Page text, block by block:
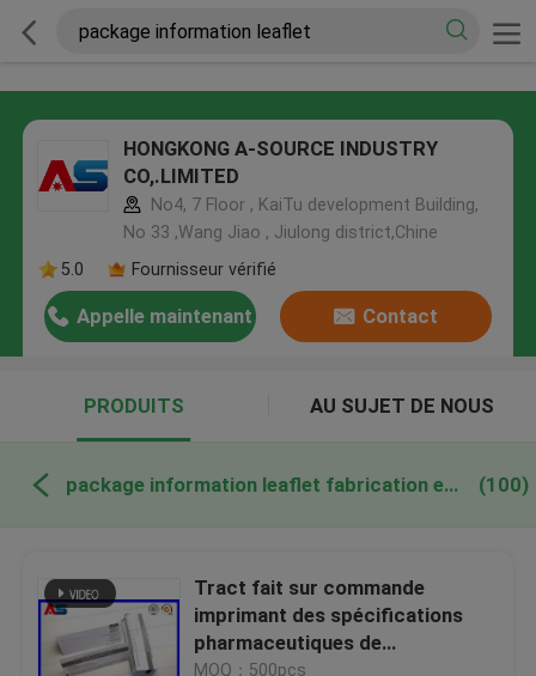
HONGKONG A-SOURCE INDUSTRY
CO,.LIMITED
No4, 7 Floor , KaiTu development Building,
No 33 ,Wang Jiao , Jiulong district,Chine
5.0
Fournisseur vérifié
Appelle maintenant Contact
PRODUITS AU SUJET DE NOUS
package information leaflet fabrication en ligne (100)
Tract fait sur commande
imprimant des spécifications
pharmaceutiques de
médicament de paquet pour de
MOQ：500pcs